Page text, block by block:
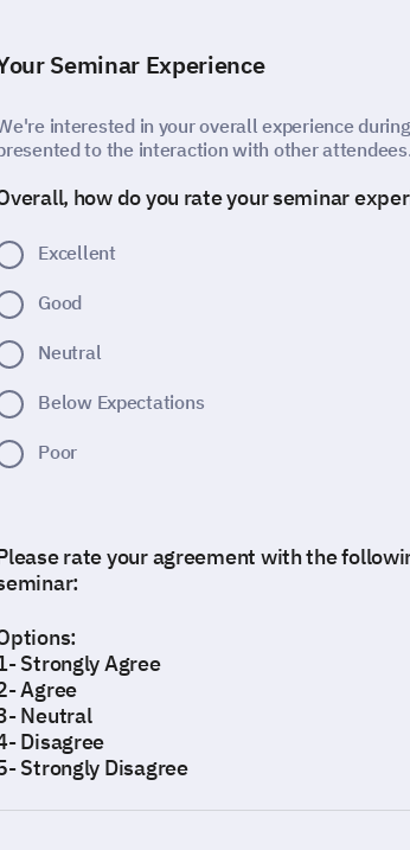
Seminar Experience
interested in your overall experience
to the interaction with other
how do you rate your seminar
Excellent
Good
Neutral
Below Expectations
Poor
rate your agreement with the
Strongly Agree
Agree
Neutral
Disagree
Strongly Disagree